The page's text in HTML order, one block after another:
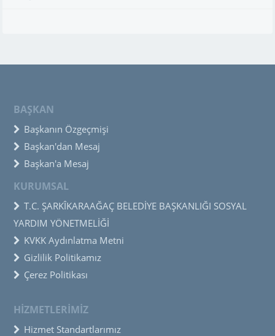
BAŞKAN
Başkanın Özgeçmişi
Başkan'dan Mesaj
Başkan'a Mesaj
KURUMSAL
T.C. ŞARKÎKARAAĞAÇ BELEDİYE BAŞKANLIĞI SOSYAL
YARDIM YÖNETMELİĞİ
KVKK Aydınlatma Metni
Gizlilik Politikamız
Çerez Politikası
HİZMETLERİMİZ
Hizmet Standartlarımız